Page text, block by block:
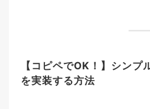
【コピペでOK！】シンプ
を実装する方法